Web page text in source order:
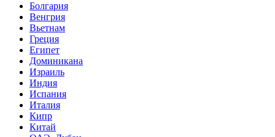
Болгария
Венгрия
Вьетнам
Греция
Египет
Доминикана
Израиль
Индия
Испания
Италия
Кипр
Китай